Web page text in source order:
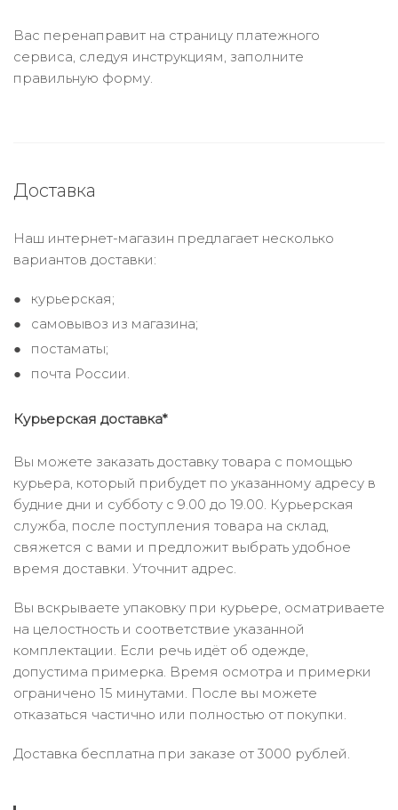
Вас перенаправит на страницу платежного
сервиса, следуя инструкциям, заполните
правильную форму.
Доставка
Наш интернет-магазин предлагает несколько
вариантов доставки:
курьерская;
самовывоз из магазина;
постаматы;
почта России.
Курьерская доставка*
Вы можете заказать доставку товара с помощью
курьера, который прибудет по указанному адресу в
будние дни и субботу с 9.00 до 19.00. Курьерская
служба, после поступления товара на склад,
свяжется с вами и предложит выбрать удобное
время доставки. Уточнит адрес.
Вы вскрываете упаковку при курьере, осматриваете
на целостность и соответствие указанной
комплектации. Если речь идёт об одежде,
допустима примерка. Время осмотра и примерки
ограничено 15 минутами. После вы можете
отказаться частично или полностью от покупки.
Доставка бесплатна при заказе от 3000 рублей.